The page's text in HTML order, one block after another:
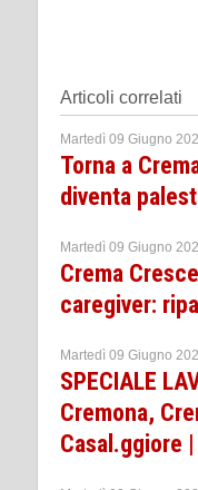
Articoli correlati
Martedì 09 Giugno
Torna a
diventa
Martedì 09 Giugno
Crema
caregiver:
Martedì 09 Giugno
SPECIALE
Cremona,
Casal.ggiore